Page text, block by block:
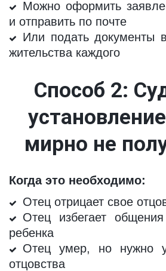
Можно оформить
и отправить по почте
Или подать документы
жительства каждого
Способ 2:
мирно не
Когда это необходимо:
Отец отрицает свое
Отец избегает
ребенка
Отец умер, но нужно
отцовства